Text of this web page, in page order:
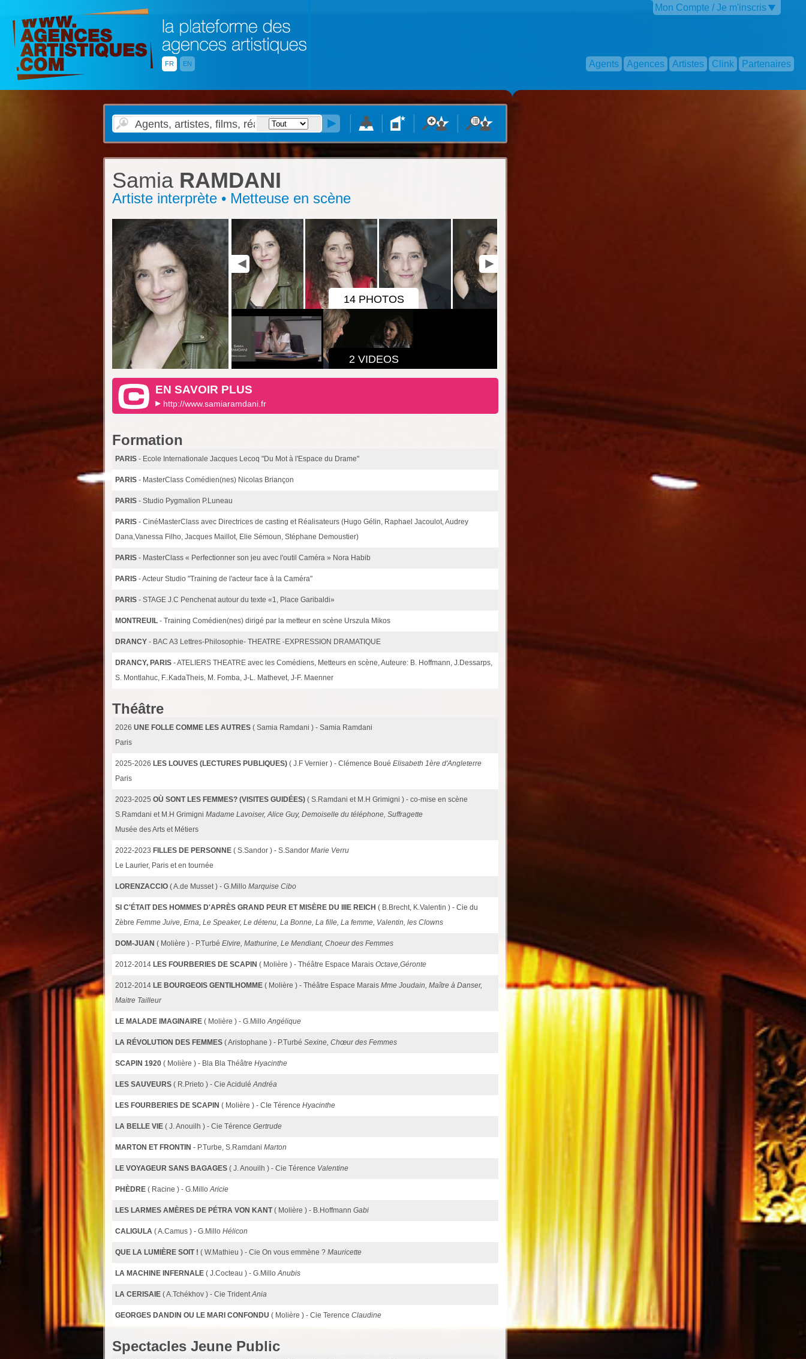
FR EN
Mon Compte / Je m'inscris
Agents Agences Artistes Clink Partenaires
Samia RAMDANI
Artiste interprète • Metteuse en scène
14 PHOTOS
2 VIDEOS
EN SAVOIR PLUS
http://www.samiaramdani.fr
Formation
PARIS - Ecole Internationale Jacques Lecoq "Du Mot à l'Espace du Drame"
PARIS - MasterClass Comédien(nes) Nicolas Briançon
PARIS - Studio Pygmalion P.Luneau
PARIS - CinéMasterClass avec Directrices de casting et Réalisateurs (Hugo Gélin, Raphael Jacoulot, Audrey
Dana,Vanessa Filho, Jacques Maillot, Elie Sémoun, Stéphane Demoustier)
PARIS - MasterClass « Perfectionner son jeu avec l'outil Caméra » Nora Habib
PARIS - Acteur Studio "Training de l'acteur face à la Caméra"
PARIS - STAGE J.C Penchenat autour du texte «1, Place Garibaldi»
MONTREUIL - Training Comédien(nes) dirigé par la metteur en scène Urszula Mikos
DRANCY - BAC A3 Lettres-Philosophie- THEATRE -EXPRESSION DRAMATIQUE
DRANCY, PARIS - ATELIERS THEATRE avec les Comédiens, Metteurs en scène, Auteure: B. Hoffmann, J.Dessarps,
S. Montlahuc, F..KadaTheis, M. Fomba, J-L. Mathevet, J-F. Maenner
Théâtre
2026 UNE FOLLE COMME LES AUTRES ( Samia Ramdani ) - Samia Ramdani
Paris
2025-2026 LES LOUVES (LECTURES PUBLIQUES) ( J.F Vernier ) - Clémence Boué Elisabeth 1ère d'Angleterre
Paris
2023-2025 OÙ SONT LES FEMMES? (VISITES GUIDÉES) ( S.Ramdani et M.H Grimigni ) - co-mise en scène
S.Ramdani et M.H Grimigni Madame Lavoiser, Alice Guy, Demoiselle du téléphone, Suffragette
Musée des Arts et Métiers
2022-2023 FILLES DE PERSONNE ( S.Sandor ) - S.Sandor Marie Verru
Le Laurier, Paris et en tournée
LORENZACCIO ( A.de Musset ) - G.Millo Marquise Cibo
SI C'ÉTAIT DES HOMMES D'APRÈS GRAND PEUR ET MISÈRE DU IIIE REICH ( B.Brecht, K.Valentin ) - Cie du
Zèbre Femme Juive, Erna, Le Speaker, Le détenu, La Bonne, La fille, La femme, Valentin, les Clowns
DOM-JUAN ( Molière ) - P.Turbé Elvire, Mathurine, Le Mendiant, Choeur des Femmes
2012-2014 LES FOURBERIES DE SCAPIN ( Molière ) - Théâtre Espace Marais Octave,Géronte
2012-2014 LE BOURGEOIS GENTILHOMME ( Molière ) - Théâtre Espace Marais Mme Joudain, Maître à Danser,
Maitre Tailleur
LE MALADE IMAGINAIRE ( Molière ) - G.Millo Angélique
LA RÉVOLUTION DES FEMMES ( Aristophane ) - P.Turbé Sexine, Chœur des Femmes
SCAPIN 1920 ( Molière ) - Bla Bla Théâtre Hyacinthe
LES SAUVEURS ( R.Prieto ) - Cie Acidulé Andréa
LES FOURBERIES DE SCAPIN ( Molière ) - CIe Térence Hyacinthe
LA BELLE VIE ( J. Anouilh ) - Cie Térence Gertrude
MARTON ET FRONTIN - P.Turbe, S.Ramdani Marton
LE VOYAGEUR SANS BAGAGES ( J. Anouilh ) - Cie Térence Valentine
PHÈDRE ( Racine ) - G.Millo Aricie
LES LARMES AMÈRES DE PÉTRA VON KANT ( Molière ) - B.Hoffmann Gabi
CALIGULA ( A.Camus ) - G.Millo Hélicon
QUE LA LUMIÈRE SOIT ! ( W.Mathieu ) - Cie On vous emmène ? Mauricette
LA MACHINE INFERNALE ( J.Cocteau ) - G.Millo Anubis
LA CERISAIE ( A.Tchékhov ) - Cie Trident Ania
GEORGES DANDIN OU LE MARI CONFONDU ( Molière ) - Cie Terence Claudine
Spectacles Jeune Public